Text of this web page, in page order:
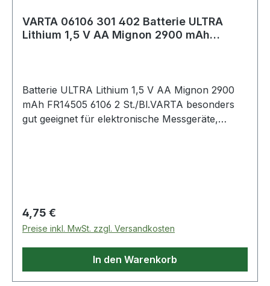
VARTA 06106 301 402 Batterie ULTRA
Lithium 1,5 V AA Mignon 2900 mAh
Batterie ULTRA Lithium 1,5 V AA Mignon 2900
mAh FR14505 6106 2 St./Bl.VARTA besonders
gut geeignet für elektronische Messgeräte,
enthalten, sind wir nach dem Batteriegesetz
(BattG) verpflichtet, Sie auf Folgendes
hinzuweisen: Das Symbol des durchgestrichen
Regulärer Preis:
4,75 €
Preise inkl. MwSt. zzgl. Versandkosten
In den Warenkorb